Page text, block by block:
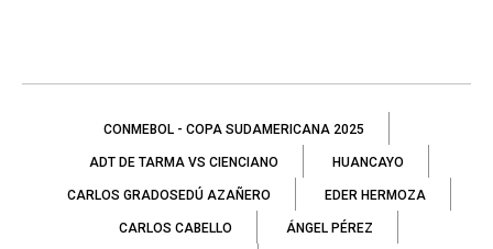
CONMEBOL - COPA SUDAMERICANA 2025
ADT DE TARMA VS CIENCIANO HUANCAYO
CARLOS GRADOSEDÚ AZAÑERO EDER HERMOZA
CARLOS CABELLO ÁNGEL PÉREZ